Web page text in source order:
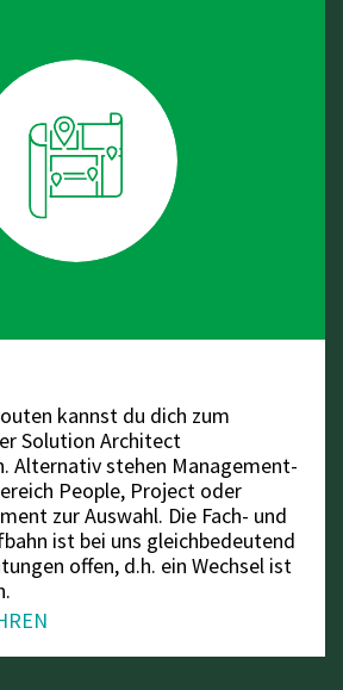
kannst du dich zum
Solution Architect
Alternativ stehen Management-
People, Project oder
zur Auswahl. Die Fach- und
ist bei uns gleichbedeutend
offen, d.h. ein Wechsel ist